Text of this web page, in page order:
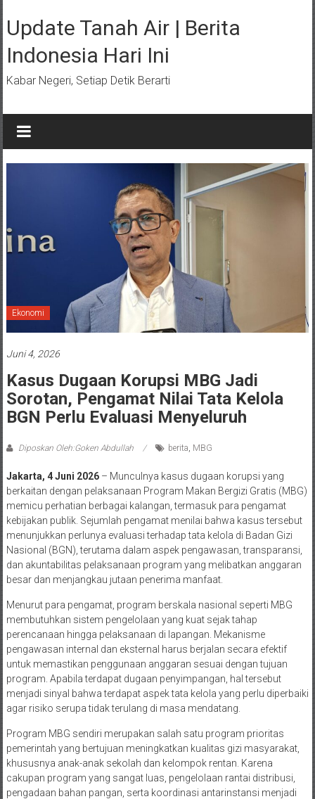
ke
konten
Update Tanah Air | Berita
Indonesia Hari Ini
Kabar Negeri, Setiap Detik Berarti
Ekonomi
Juni 4, 2026
Kasus Dugaan Korupsi MBG Jadi
Sorotan, Pengamat Nilai Tata Kelola
BGN Perlu Evaluasi Menyeluruh
Diposkan Oleh:Goken Abdullah berita MBG
Jakarta, 4 Juni 2026– Munculnya kasus dugaan korupsi yang
berkaitan dengan pelaksanaan Program Makan Bergizi Gratis (MBG)
memicu perhatian berbagai kalangan, termasuk para pengamat
kebijakan publik. Sejumlah pengamat menilai bahwa kasus tersebut
menunjukkan perlunya evaluasi terhadap tata kelola di Badan Gizi
Nasional (BGN), terutama dalam aspek pengawasan, transparansi,
dan akuntabilitas pelaksanaan program yang melibatkan anggaran
besar dan menjangkau jutaan penerima manfaat.
Menurut para pengamat, program berskala nasional seperti MBG
membutuhkan sistem pengelolaan yang kuat sejak tahap
perencanaan hingga pelaksanaan di lapangan. Mekanisme
pengawasan internal dan eksternal harus berjalan secara efektif
untuk memastikan penggunaan anggaran sesuai dengan tujuan
program. Apabila terdapat dugaan penyimpangan, hal tersebut
menjadi sinyal bahwa terdapat aspek tata kelola yang perlu diperbaiki
agar risiko serupa tidak terulang di masa mendatang.
Program MBG sendiri merupakan salah satu program prioritas
pemerintah yang bertujuan meningkatkan kualitas gizi masyarakat,
khususnya anak-anak sekolah dan kelompok rentan. Karena
cakupan program yang sangat luas, pengelolaan rantai distribusi,
pengadaan bahan pangan, serta koordinasi antarinstansi menjadi